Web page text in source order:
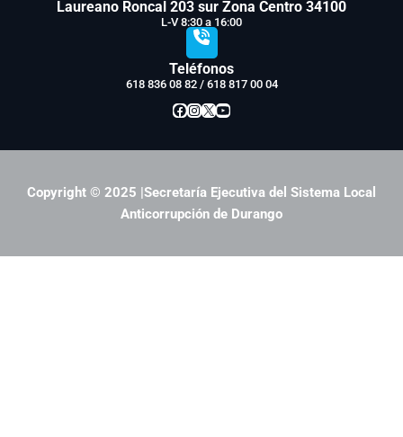
Laureano Roncal 203 sur Zona Centro 34100
L-V 8:30 a 16:00
Teléfonos
618 836 08 82 / 618 817 00 04
Facebook InstagramX YouTube
Copyright © 2025 |Secretaría Ejecutiva del Sistema Local
Anticorrupción de Durango